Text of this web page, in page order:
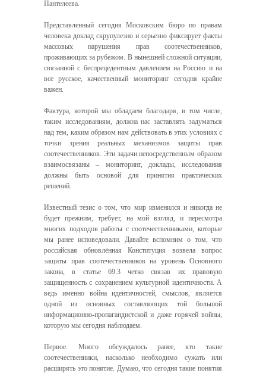
Пантелеева.
Представленный сегодня Московским бюро по правам
человека доклад скрупулезно и серьезно фиксирует факты
массовых нарушения прав соотечественников,
проживающих за рубежом. В нынешней сложной ситуации,
связанной с беспрецедентным давлением на Россию и на
все русское, качественный мониторинг сегодня крайне
важен.
Фактура, которой мы обладаем благодаря, в том числе,
таким исследованиям, должна нас заставлять задуматься
над тем, каким образом нам действовать в этих условиях с
точки зрения реальных механизмов защиты прав
соотечественников. Эти задачи непосредственным образом
взаимосвязаны – мониторинг, доклады, исследования
должны быть основой для принятия практических
решений.
Известный тезис о том, что мир изменился и никогда не
будет прежним, требует, на мой взгляд, и пересмотра
многих подходов работы с соотечественниками, которые
мы ранее исповедовали. Давайте вспомним о том, что
российская обновлённая Конституция возвела вопрос
защиты прав соотечественников на уровень Основного
закона, в статье 69.3 четко связав их правовую
защищенность с сохранением культурной идентичности. А
ведь именно война идентичностей, смыслов, является
одной из основных составляющих той большой
информационно-пропагандистской и даже горячей войны,
которую мы сегодня наблюдаем.
Первое. Много обсуждалось ранее, кто такие
соотечественники, насколько необходимо сужать или
расширять это понятие. Думаю, что сегодня такие понятия